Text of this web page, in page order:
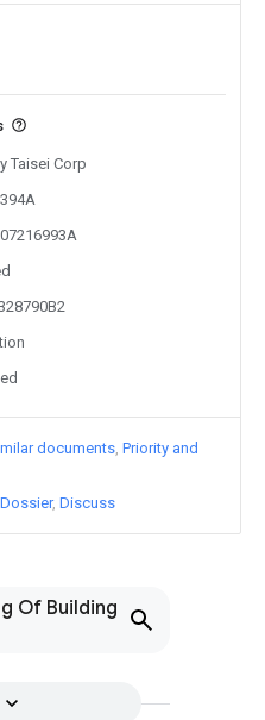
Of Building
Taisei Corp
documents Priority and
Discuss